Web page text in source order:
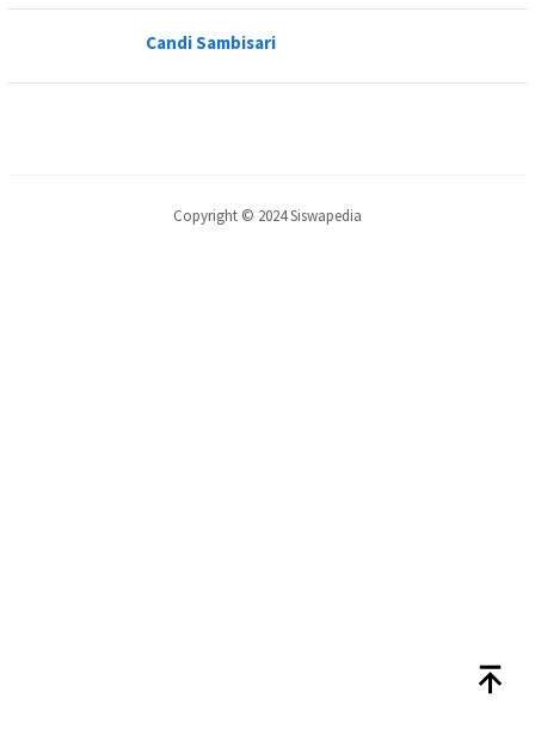
Candi Sambisari
Copyright © 2024 Siswapedia